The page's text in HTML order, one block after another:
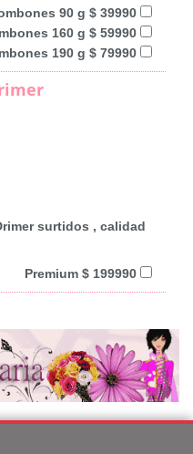
90 g $ 39990
160 g $ 59990
190 g $ 79990
surtidos , calidad
Premium $ 199990